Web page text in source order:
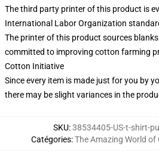
The third party printer of this product is
International Labor Organization
The printer of this product sources
committed to improving cotton farming
Cotton Initiative
Since every item is made just for you by
there may be slight variances in the
SKU:38534405-US-t-shirt-
Catégories:The Amazing World